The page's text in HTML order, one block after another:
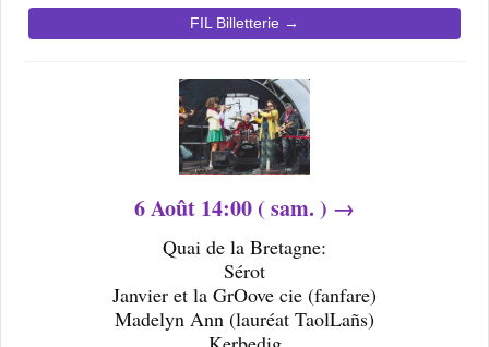
FIL Billetterie →
6Août 14:00 ( sam. ) →
Quai de la Bretagne:
Sérot
Janvier et la GrOove cie (fanfare)
Madelyn Ann (lauréat TaolLañs)